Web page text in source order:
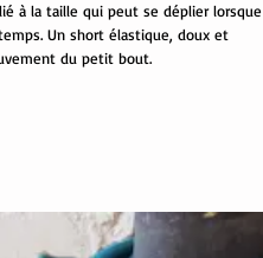
à la taille qui peut se déplier lorsque
Un short élastique, doux et
du petit bout.